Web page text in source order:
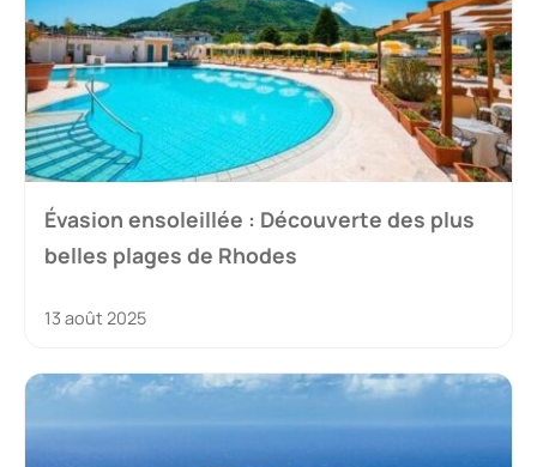
Évasion ensoleillée : Découverte des plus
belles plages de Rhodes
13 août 2025